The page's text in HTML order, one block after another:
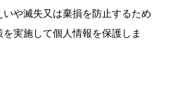
や滅失又は棄損を防止するため
実施して個人情報を保護しま